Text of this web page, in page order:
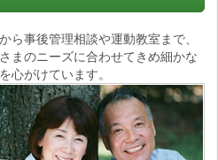
ら事後管理相談や運動教室まで、
まのニーズに合わせてきめ細かな
心がけています。